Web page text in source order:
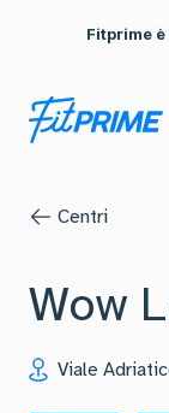
Fitprime è
Centri
Wow
Viale